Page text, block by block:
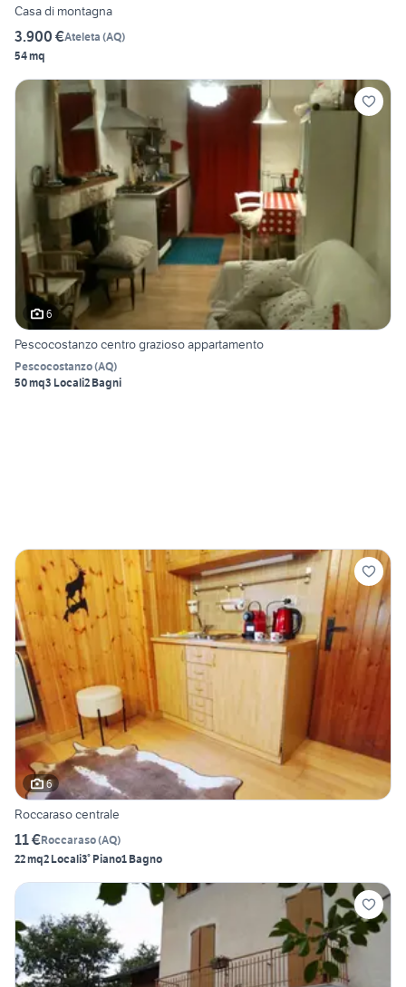
Casa di montagna
3.900 €Ateleta (AQ)
54 mq
6
Pescocostanzo centro grazioso appartamento
Pescocostanzo(AQ)
50 mq3 Locali2 Bagni
6
Roccaraso centrale
11 €Roccaraso(AQ)
22 mq2 Locali3° Piano1 Bagno